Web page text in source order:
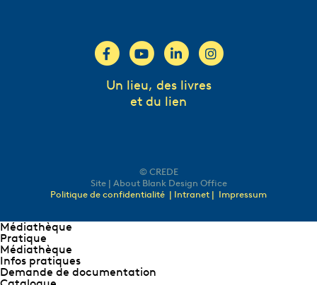
Un lieu, des livres
et du lien
© CREDE
Site | About Blank Design Office
Politique de confidentialité | Intranet | Impressum
Médiathèque
Pratique
Médiathèque
Infos pratiques
Demande de documentation